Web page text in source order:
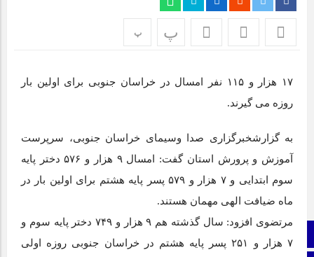
اپلیکیشن «جعبه شادی کودکان»، محصول جدید سازمان فضای
مجازی سراج مرکز خراسان جنوبی، با هدف ارائه محتوای دیجیتال
ایمن، آموزنده و جذاب برای رده سنی کودک منتشر شد.
نمایشگاه ایران و افغانستان در بیرجند؛ گام بلند توسعه اقتصادی +
تصاویر
برای اولین بار از گونه اندمیک زاغ بور در بشرویه عکس برداری
شد
عفو بین الملل: فیفا و یوفا، اسرائیل را محروم کنند
پ پ
۱۷ هزار و ۱۱۵ نفر امسال در خراسان جنوبی برای اولین بار
روزه می گیرند.
به گزارشخبرگزاری صدا وسیمای خراسان جنوبی، سرپرست
آموزش و پرورش استان گفت: امسال ۹ هزار و ۵۷۶ دختر پایه
سوم ابتدایی و ۷ هزار و ۵۷۹ پسر پایه هشتم برای اولین بار در
ماه ضیافت الهی مهمان هستند.
مرتضوی افزود: سال گذشته هم ۹ هزار و ۷۴۹ دختر پایه سوم و
۷ هزار و ۲۵۱ پسر پایه هشتم در خراسان جنوبی روزه اولی